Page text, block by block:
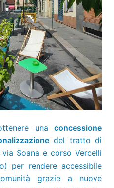
unaconcessione
del tratto di
Soana e corso Vercelli
per rendere accessibile
grazie a nuove